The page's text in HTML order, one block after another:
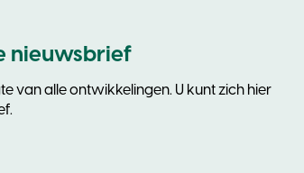
nieuwsbrief
van alle ontwikkelingen. U kunt zich hier